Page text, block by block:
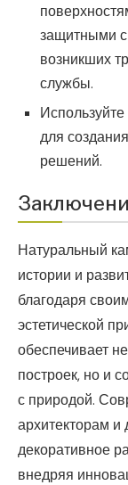
защитными
возникших
службы.
для
решений.
Натуральный
истории и
благодаря
эстетической
обеспечивает
построек, но и
с природой.
архитекторам и
декоративное
внедряя